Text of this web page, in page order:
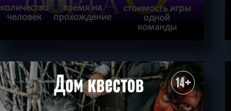
количество
человек
время на
прохождение
стоимость игры
одной
команды
ХОЧУ ПРОЙТИ | КВЕСТ ПРОЙДЕН 14+